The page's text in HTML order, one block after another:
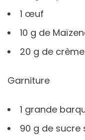
1 œuf
10 g de
20 g de
Garniture
1 grande
90 g de sucre